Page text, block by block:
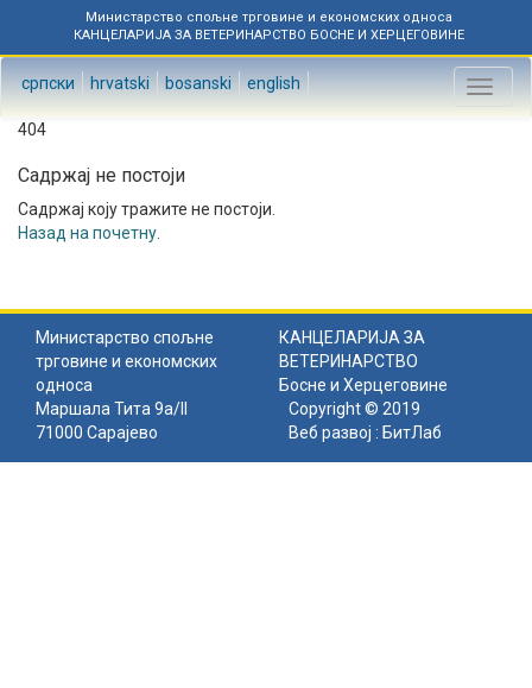
Министарство спољне трговине и економских односа
КАНЦЕЛАРИЈА ЗА ВЕТЕРИНАРСТВО БОСНЕ И ХЕРЦЕГОВИНЕ
српски hrvatski bosanski english
Toggle
404
Садржај не постоји
Садржај коју тражите не постоји.
Назад на почетну
Министарство спољне
трговине и економских
односа
КАНЦЕЛАРИЈА ЗА
ВЕТЕРИНАРСТВО
Босне и Херцеговине
Маршала Тита 9а/II
71000 Сарајево
Copyright © 2019
Веб развој : БитЛаб